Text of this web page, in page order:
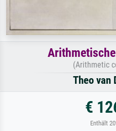
(Arithmetic
Theo van
€
Enthält